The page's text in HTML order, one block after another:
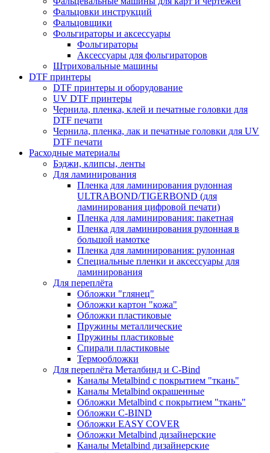
Фальцовки инструкций
Фальцовщики
Фольгираторы и аксессуары
Фольгираторы
Аксессуары для фольгираторов
Штриховальные машины
DTF принтеры
DTF принтеры и оборудование
UV DTF принтеры
Чернила, пленка, клей и печатные головки для
DTF печати
Чернила, пленка, лак и печатные головки для UV
DTF печати
Расходные материалы
Бэджи, клипсы, ленты
Для ламинирования
Пленка для ламинирования рулонная
ULTRABOND/TIGERBOND (для
ламинирования цифровой печати)
Пленка для ламинирования: пакетная
Пленка для ламинирования рулонная в
большой намотке
Пленка для ламинирования: рулонная
Специальные пленки и аксессуары для
ламинирования
Для переплёта
Обложки "глянец"
Обложки картон "кожа"
Обложки пластиковые
Пружины металлические
Пружины пластиковые
Спирали пластиковые
Термообложки
Для переплёта Металбинд и C-Bind
Каналы Metalbind с покрытием "ткань"
Каналы Metalbind окрашенные
Обложки Metalbind с покрытием "ткань"
Обложки C-BIND
Обложки EASY COVER
Обложки Metalbind дизайнерские
Каналы Metalbind дизайнерские